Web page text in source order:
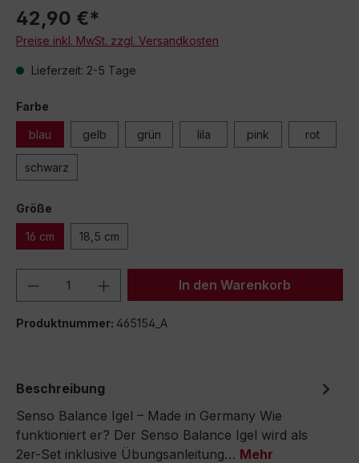
42,90 €*
Preise inkl. MwSt. zzgl. Versandkosten
Lieferzeit: 2-5 Tage
Farbe
blau gelb grün lila pink rot
schwarz
Größe
16 cm 18,5 cm
Produkt Anzahl: Gib denIn den Warenkorb
Produktnummer: 465154_A
Beschreibung
Senso Balance Igel – Made in Germany Wie
funktioniert er? Der Senso Balance Igel wird als
2er-Set inklusive Übungsanleitung… Mehr